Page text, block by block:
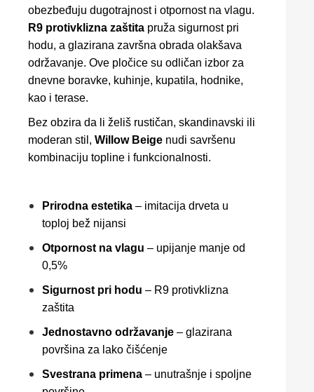
obezbeđuju dugotrajnost i otpornost na vlagu.
R9 protivklizna zaštita pruža sigurnost pri
hodu, a glazirana završna obrada olakšava
održavanje. Ove pločice su odličan izbor za
dnevne boravke, kuhinje, kupatila, hodnike,
kao i terase.
Bez obzira da li želiš rustičan, skandinavski ili
moderan stil, Willow Beige nudi savršenu
kombinaciju topline i funkcionalnosti.
Prirodna estetika – imitacija drveta u
toploj bež nijansi
Otpornost na vlagu – upijanje manje od
0,5%
Sigurnost pri hodu – R9 protivklizna
zaštita
Jednostavno održavanje – glazirana
površina za lako čišćenje
Svestrana primena – unutrašnje i spoljne